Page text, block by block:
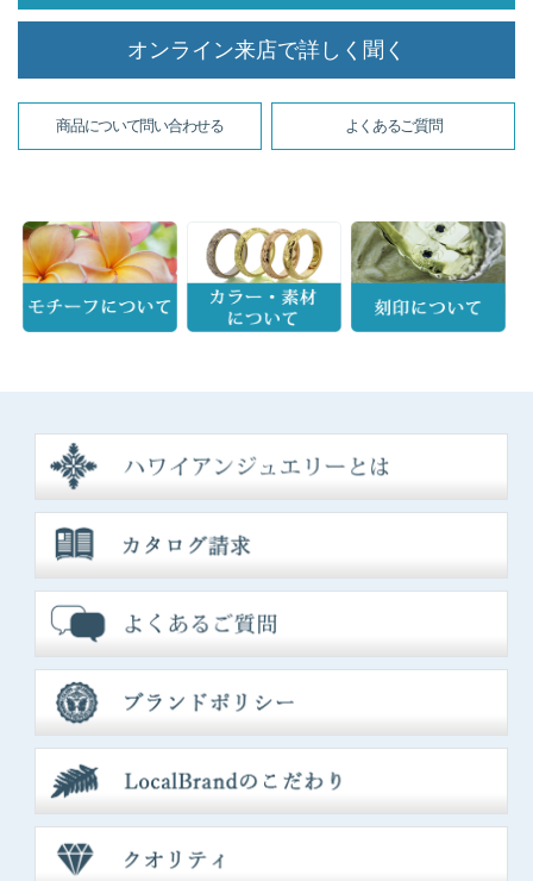
オンライン来店で詳しく聞く
商品について問い合わせる よくあるご質問